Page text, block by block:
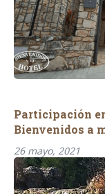
Participación
Bienvenidos a
26 mayo, 2021